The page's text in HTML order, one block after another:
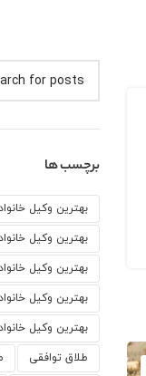
برچسب ها
بهترین وکیل
بهترین وکیل
بهترین وکیل
بهترین وکیل
بهترین وکیل
طلاق توافقی